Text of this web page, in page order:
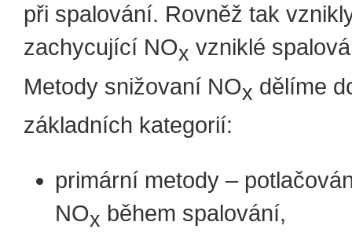
při spalování. Rovněž tak
zachycující NOx vzniklé
Metody snižovaní NOx dělíme
základních kategorií:
primární metody –
NOx během spalování,